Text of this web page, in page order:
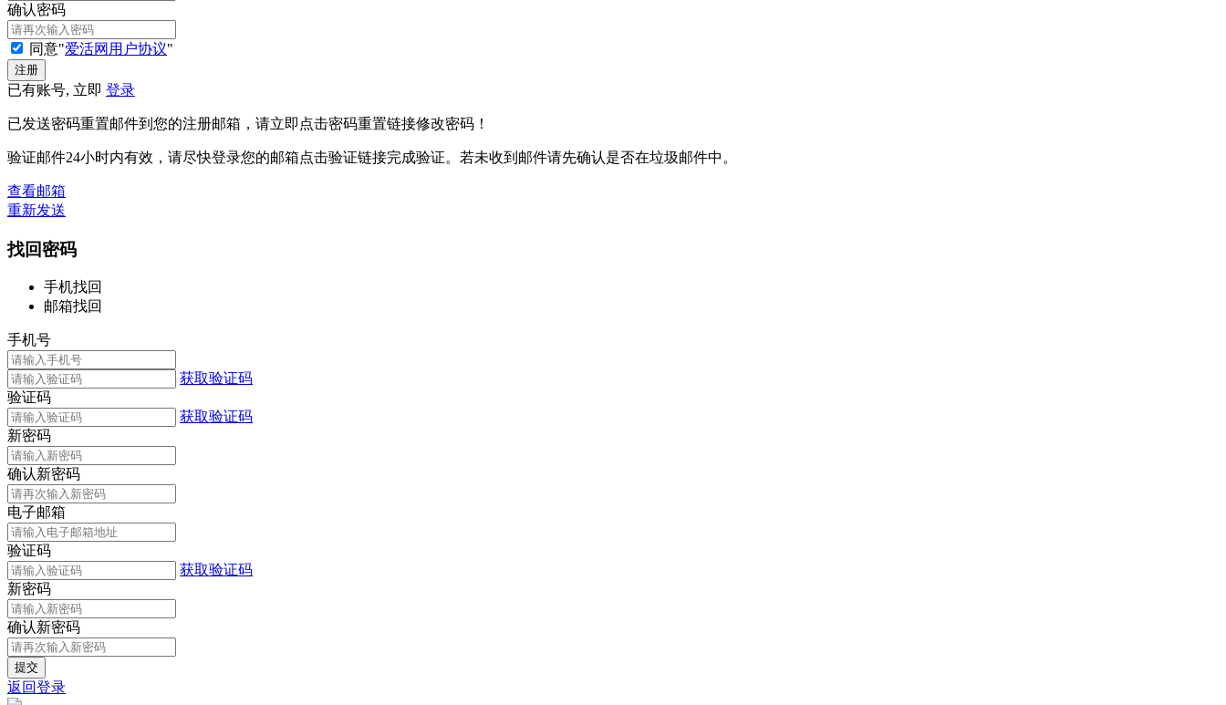
确认密码
同意"爱活网用户协议"
已有账号, 立即 登录
已发送密码重置邮件到您的注册邮箱，请立即点击密码重置链接修改密码！
验证邮件24小时内有效，请尽快登录您的邮箱点击验证链接完成验证。若未收到邮件请先确认是否在垃圾邮件中。
查看邮箱
重新发送
找回密码
手机找回
邮箱找回
手机号
获取验证码
验证码
获取验证码
新密码
确认新密码
电子邮箱
验证码
获取验证码
新密码
确认新密码
返回登录